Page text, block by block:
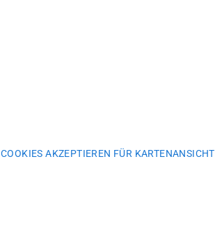
COOKIES AKZEPTIEREN FÜR KARTENANSICHT